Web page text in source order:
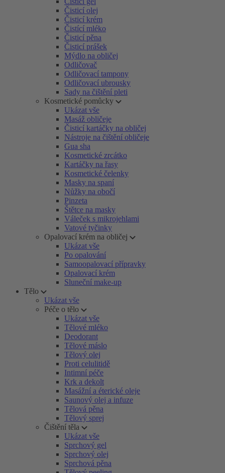
Čisticí olej
Čisticí krém
Čistící mléko
Čisticí pěna
Čisticí prášek
Mýdlo na obličej
Odličovač
Odličovací tampony
Odličovací ubrousky
Sady na čištění pleti
Kosmetické pomůcky
Ukázat vše
Masáž obličeje
Čisticí kartáčky na obličej
Nástroje na čištění obličeje
Gua sha
Kosmetické zrcátko
Kartáčky na řasy
Kosmetické čelenky
Masky na spaní
Nůžky na obočí
Pinzeta
Štětce na masky
Váleček s mikrojehlami
Vatové tyčinky
Opalovací krém na obličej
Ukázat vše
Po opalování
Samoopalovací přípravky
Opalovací krém
Sluneční make-up
Tělo
Ukázat vše
Péče o tělo
Ukázat vše
Tělové mléko
Deodorant
Tělové máslo
Tělový olej
Proti celulitidě
Intimní péče
Krk a dekolt
Masážní a éterické oleje
Saunový olej a infuze
Tělová pěna
Tělový sprej
Čištění těla
Ukázat vše
Sprchový gel
Sprchový olej
Sprchová pěna